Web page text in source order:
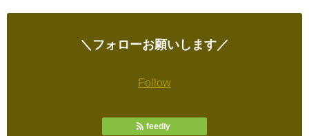
＼フォローお願いします／
Follow
feedly